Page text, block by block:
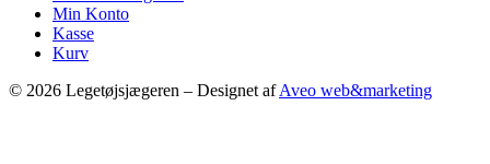
Min Konto
Kasse
Kurv
© 2026 Legetøjsjægeren – Designet afAveo web&marketing